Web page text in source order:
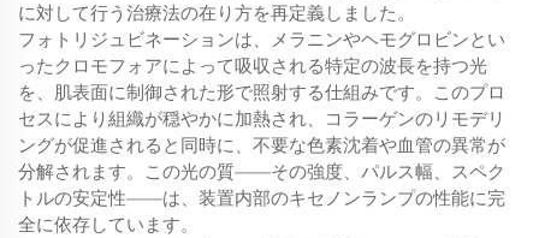
に対して行う治療法の在り方を再定義しました。
フォトリジュビネーションは、メラニンやヘモグロビンとい
ったクロモフォアによって吸収される特定の波長を持つ光
を、肌表面に制御された形で照射する仕組みです。このプロ
セスにより組織が穏やかに加熱され、コラーゲンのリモデリ
ングが促進されると同時に、不要な色素沈着や血管の異常が
分解されます。この光の質——その強度、パルス幅、スペク
トルの安定性——は、装置内部のキセノンランプの性能に完
全に依存しています。